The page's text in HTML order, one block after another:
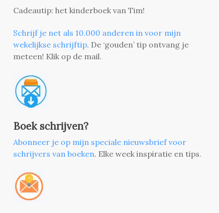
Cadeautip: het kinderboek van Tim!
Schrijf je net als 10.000 anderen in voor mijn
wekelijkse schrijftip. De ‘gouden’ tip ontvang je
meteen! Klik op de mail.
Boek schrijven?
Abonneer je op mijn speciale nieuwsbrief voor
schrijvers van boeken. Elke week inspiratie en tips.